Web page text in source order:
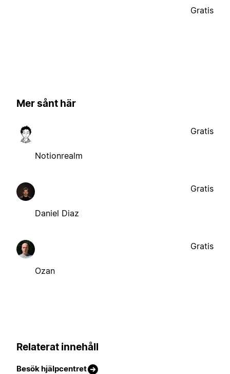
Gratis
Mer sånt här
Notionrealm
Gratis
Daniel Diaz
Gratis
Ozan
Gratis
Relaterat innehåll
Besök hjälpcentret